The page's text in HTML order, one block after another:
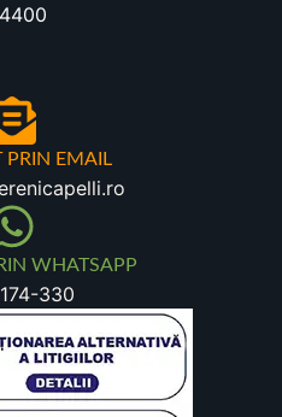
PRIN EMAIL
WHATSAPP
330